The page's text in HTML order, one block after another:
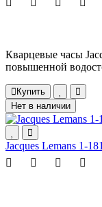
Кварцевые часы
повышенной
Купить
Нет в наличии
Jacques Lemans 1-